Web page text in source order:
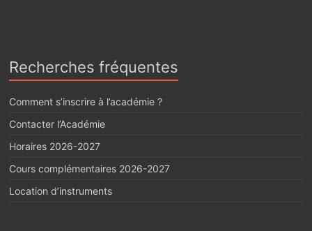
Recherches fréquentes
Comment s’inscrire à l’académie ?
Contacter l’Académie
Horaires 2026-2027
Cours complémentaires 2026-2027
Location d’instruments